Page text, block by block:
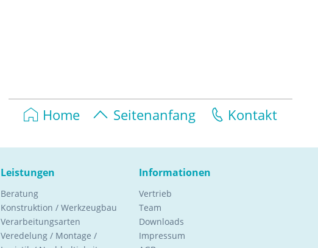
Home Seitenanfang Kontakt
Leistungen
Beratung
Konstruktion / Werkzeugbau
Verarbeitungsarten
Veredelung / Montage /
Informationen
Vertrieb
Team
Downloads
Impressum